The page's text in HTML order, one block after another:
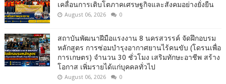
เคลื่อนการเติบโตภาคเศรษฐกิจและสังคมอย่างยั่งยืน
August 06, 2026 0
สถาบันพัฒนาฝีมือแรงงาน 8 นครสวรรค์ จัดฝึกอบรม
หลักสูตร การซ่อมบำรุงอากาศยานไร้คนขับ (โดรนเพื่อ
การเกษตร) จำนวน 30 ชั่วโมง เสริมทักษะอาชีพ สร้าง
โอกาส เพิ่มรายได้แก่บุคคลทั่วไป
August 06, 2026 0